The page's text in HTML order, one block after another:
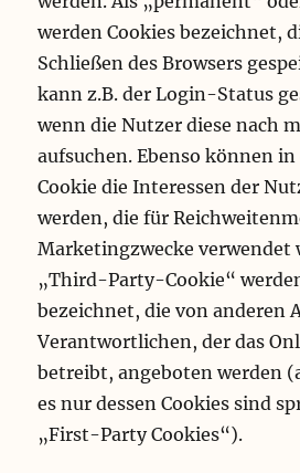
werden Cookies bezeichnet,
Schließen des Browsers
kann z.B. der Login-Status
wenn die Nutzer diese nach
aufsuchen. Ebenso können
Cookie die Interessen der
werden, die für
Marketingzwecke verwendet
„Third-Party-Cookie“
bezeichnet, die von anderen
Verantwortlichen, der das
betreibt, angeboten werden
es nur dessen Cookies sind
„First-Party Cookies“).